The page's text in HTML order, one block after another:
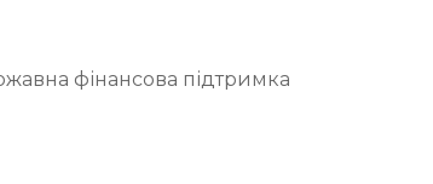
фінансова підтримка